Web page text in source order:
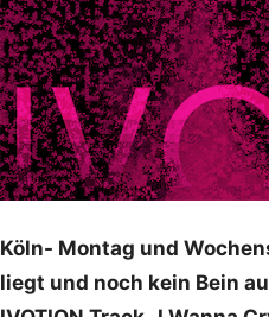
Köln- Montag und
liegt und noch kein Bein